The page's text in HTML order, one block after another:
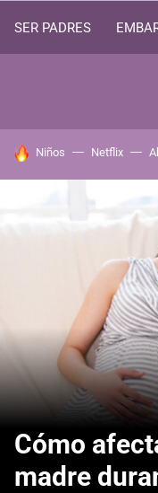
SER PADRES
HOY SE HABLA DE
Niños Netflix
Cómo
madre